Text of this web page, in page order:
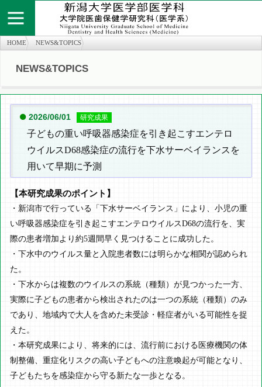
個人情報保護方針
旧twitter
HOME NEWS&TOPICS
NEWS&TOPICS
2026/06/01 研究成果
子どもの重い呼吸器感染症を引き起こすエンテロ
ウイルスD68感染症の流行を下水サーベイランスを
用いて早期に予測
【本研究成果のポイント】
・新潟市で行っている「下水サーベイランス」により、小児の重
い呼吸器感染症を引き起こすエンテロウイルスD68の流行を、実
際の患者増加より約5週間早く見つけることに成功した。
・下水中のウイルス量と入院患者数には明らかな相関が認められ
た。
・下水からは複数のウイルスの系統（種類）が見つかった一方、
実際に子どもの患者から検出されたのは一つの系統（種類）のみ
であり、地域内で大人を含めた未受診・軽症者がいる可能性を捉
えた。
・本研究成果により、将来的には、流行前における医療機関の体
制整備、重症化リスクの高い子どもへの注意喚起が可能となり、
子どもたちを感染症から守る新たな一歩となる。